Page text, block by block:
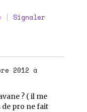
| Signaler
2012 à
? ( il me
de pro ne fait